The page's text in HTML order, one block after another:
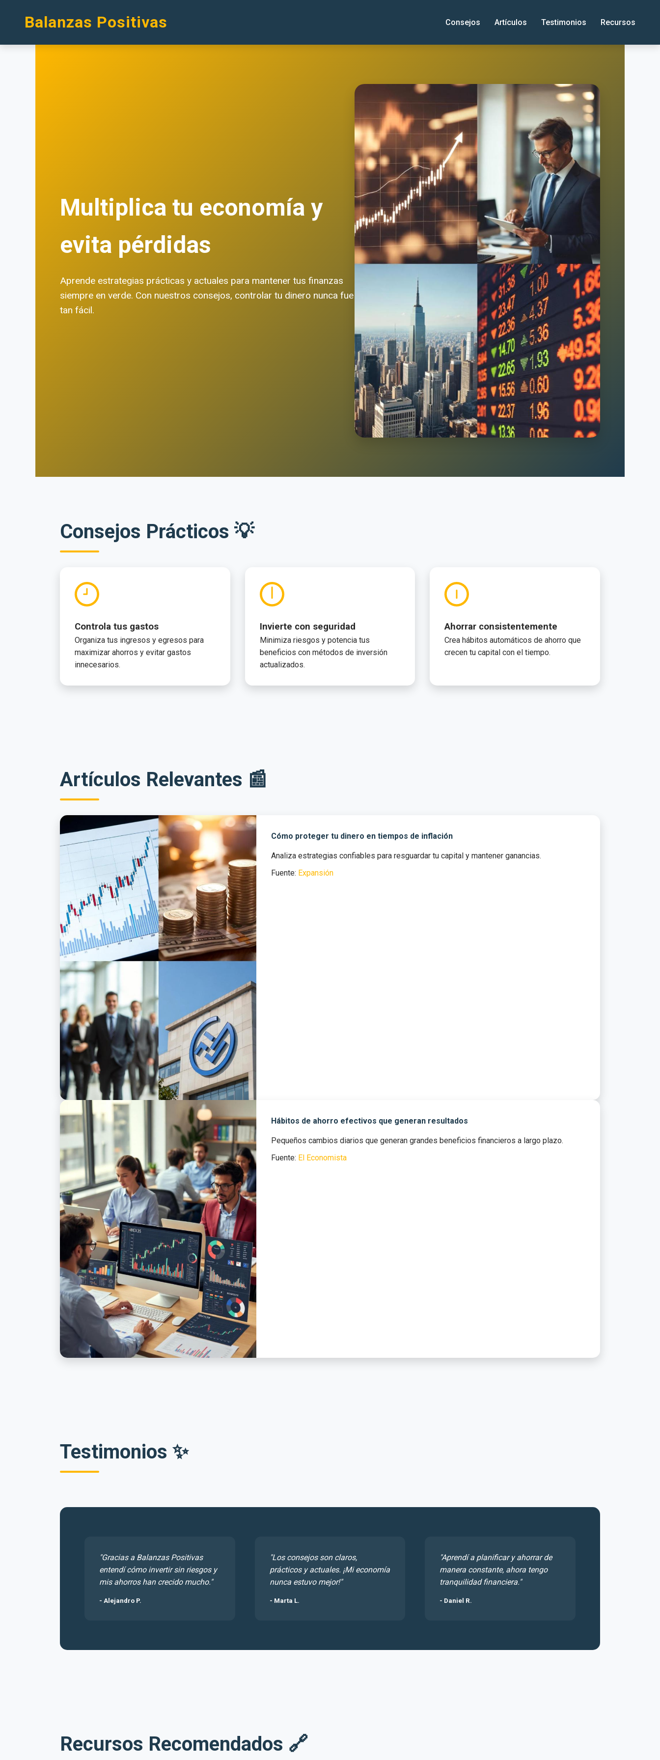
Balanzas Positivas Consejos Artículos Testimonios Recursos
Multiplica tu economía y
evita pérdidas
Aprende estrategias prácticas y actuales para mantener tus finanzas
siempre en verde. Con nuestros consejos, controlar tu dinero nunca fue
tan fácil.
Consejos Prácticos 💡
Controla tus gastos
Organiza tus ingresos y egresos para
maximizar ahorros y evitar gastos
innecesarios.
Invierte con seguridad
Minimiza riesgos y potencia tus
beneficios con métodos de inversión
actualizados.
Ahorrar consistentemente
Crea hábitos automáticos de ahorro que
crecen tu capital con el tiempo.
Artículos Relevantes 📰
Cómo proteger tu dinero en tiempos de inflación
Analiza estrategias confiables para resguardar tu capital y mantener ganancias.
Fuente: Expansión
Hábitos de ahorro efectivos que generan resultados
Pequeños cambios diarios que generan grandes beneficios financieros a largo plazo.
Fuente: El Economista
Testimonios ✨
"Gracias a Balanzas Positivas
entendí cómo invertir sin riesgos y
mis ahorros han crecido mucho."
- Alejandro P.
"Los consejos son claros,
prácticos y actuales. ¡Mi economía
nunca estuvo mejor!"
- Marta L.
"Aprendí a planificar y ahorrar de
manera constante, ahora tengo
tranquilidad financiera."
- Daniel R.
Recursos Recomendados 🔗